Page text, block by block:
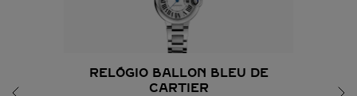
RELÓGIO BALLON BLEU DE
CARTIER